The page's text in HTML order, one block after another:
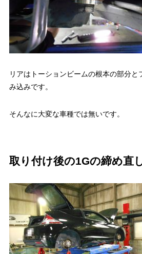
リアはトーションビームの根本の部分
み込みです。
そんなに大変な車種では無いです。
取り付け後の1Gの締め直